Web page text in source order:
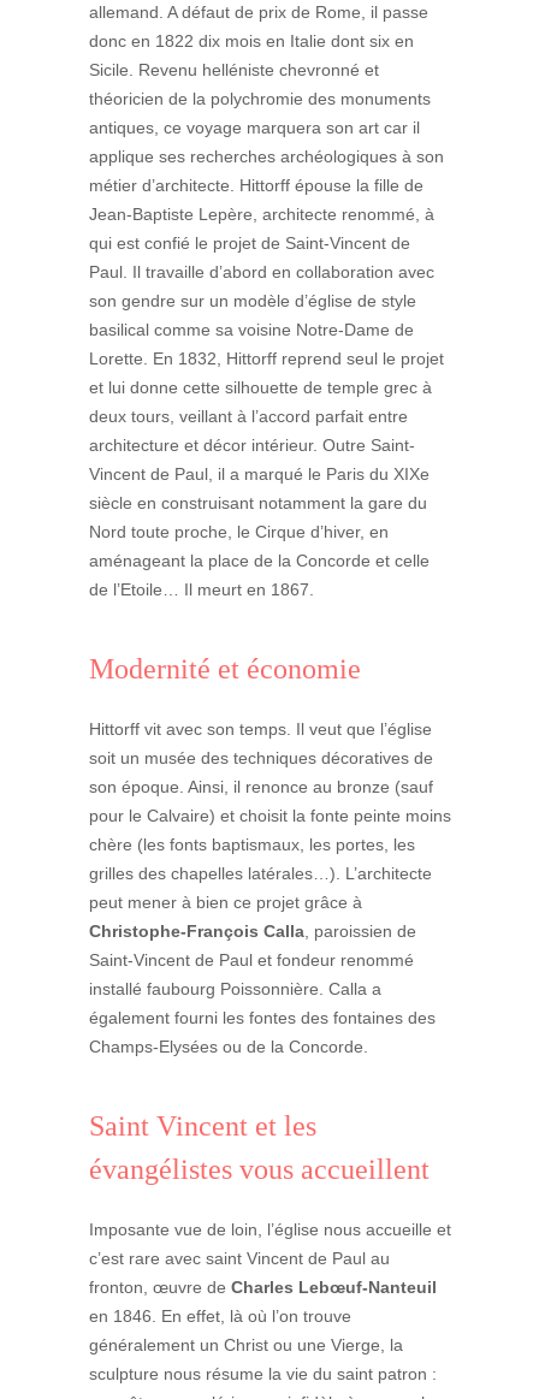
allemand. A défaut de prix de Rome, il passe
donc en 1822 dix mois en Italie dont six en
Sicile. Revenu helléniste chevronné et
théoricien de la polychromie des monuments
antiques, ce voyage marquera son art car il
applique ses recherches archéologiques à son
métier d’architecte. Hittorff épouse la fille de
Jean-Baptiste Lepère, architecte renommé, à
qui est confié le projet de Saint-Vincent de
Paul. Il travaille d’abord en collaboration avec
son gendre sur un modèle d’église de style
basilical comme sa voisine Notre-Dame de
Lorette. En 1832, Hittorff reprend seul le projet
et lui donne cette silhouette de temple grec à
deux tours, veillant à l’accord parfait entre
architecture et décor intérieur. Outre Saint-
Vincent de Paul, il a marqué le Paris du XIXe
siècle en construisant notamment la gare du
Nord toute proche, le Cirque d’hiver, en
aménageant la place de la Concorde et celle
de l’Etoile… Il meurt en 1867.
Modernité et économie
Hittorff vit avec son temps. Il veut que l’église
soit un musée des techniques décoratives de
son époque. Ainsi, il renonce au bronze (sauf
pour le Calvaire) et choisit la fonte peinte moins
chère (les fonts baptismaux, les portes, les
grilles des chapelles latérales…). L’architecte
peut mener à bien ce projet grâce à
Christophe-François Calla, paroissien de
Saint-Vincent de Paul et fondeur renommé
installé faubourg Poissonnière. Calla a
également fourni les fontes des fontaines des
Champs-Elysées ou de la Concorde.
Saint Vincent et les
évangélistes vous accueillent
Imposante vue de loin, l’église nous accueille et
c’est rare avec saint Vincent de Paul au
fronton, œuvre de Charles Lebœuf-Nanteuil
en 1846. En effet, là où l’on trouve
généralement un Christ ou une Vierge, la
sculpture nous résume la vie du saint patron :